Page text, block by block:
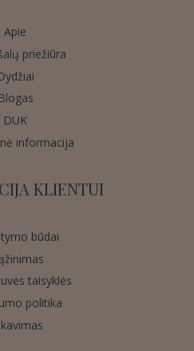
Apie
priežiūra
Blogas
DUK
informacija
KLIENTUI
būdai
taisyklės
politika